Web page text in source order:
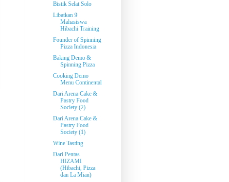
Bistik Selat Solo
Libatkan 9
Mahasiswa
Hibachi Training
Founder of Spinning
Pizza Indonesia
Baking Demo &
Spinning Pizza
Cooking Demo
Menu Continental
Dari Arena Cake &
Pastry Food
Society (2)
Dari Arena Cake &
Pastry Food
Society (1)
Wine Tasting
Dari Pentas
HIZAMI
(Hibachi, Pizza
dan La Mian)